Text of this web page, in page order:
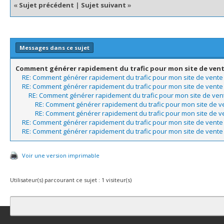
« Sujet précédent | Sujet suivant »
Messages dans ce sujet
Comment générer rapidement du trafic pour mon site de
RE: Comment générer rapidement du trafic pour mon site de
RE: Comment générer rapidement du trafic pour mon site de
RE: Comment générer rapidement du trafic pour mon site de
RE: Comment générer rapidement du trafic pour mon site de
RE: Comment générer rapidement du trafic pour mon site de
RE: Comment générer rapidement du trafic pour mon site de
RE: Comment générer rapidement du trafic pour mon site de
Voir une version imprimable
Utilisateur(s) parcourant ce sujet : 1 visiteur(s)
Contact Club Affiliation Retourner en haut Version bas-débit